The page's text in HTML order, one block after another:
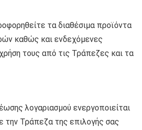
τα διαθέσιμα προϊόντα
καθώς και ενδεχόμενες
τους από τις Τράπεζες και τα
λογαριασμού ενεργοποιείται
την Τράπεζα της επιλογής σας